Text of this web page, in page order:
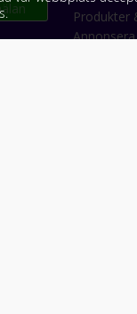
Produkter
Annonsera